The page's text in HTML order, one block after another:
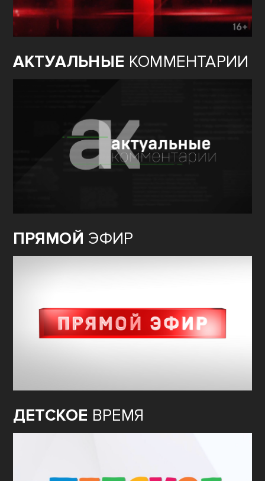
АКТУАЛЬНЫЕ КОММЕНТАРИИ
ПРЯМОЙ ЭФИР
ДЕТСКОЕ ВРЕМЯ